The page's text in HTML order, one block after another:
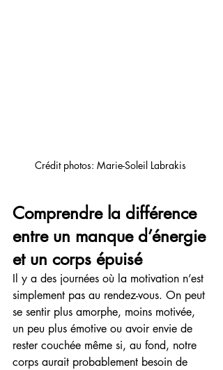
Crédit photos: Marie-Soleil Labrakis
Comprendre la différence
entre un manque d’énergie
et un corps épuisé
Il y a des journées où la motivation n’est
simplement pas au rendez-vous. On peut
se sentir plus amorphe, moins motivée,
un peu plus émotive ou avoir envie de
rester couchée même si, au fond, notre
corps aurait probablement besoin de